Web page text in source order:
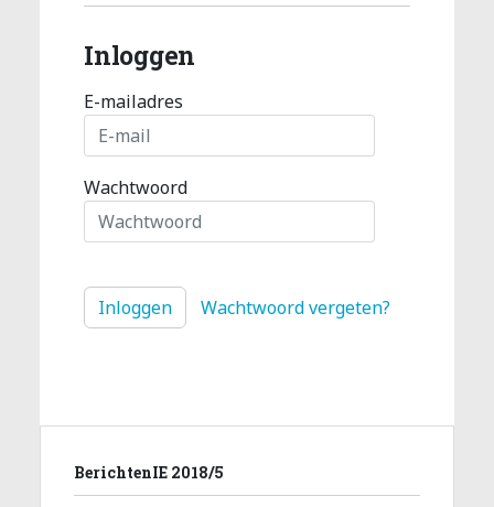
Inloggen
E-mailadres
Wachtwoord
Wachtwoord vergeten?
BerichtenIE 2018/5